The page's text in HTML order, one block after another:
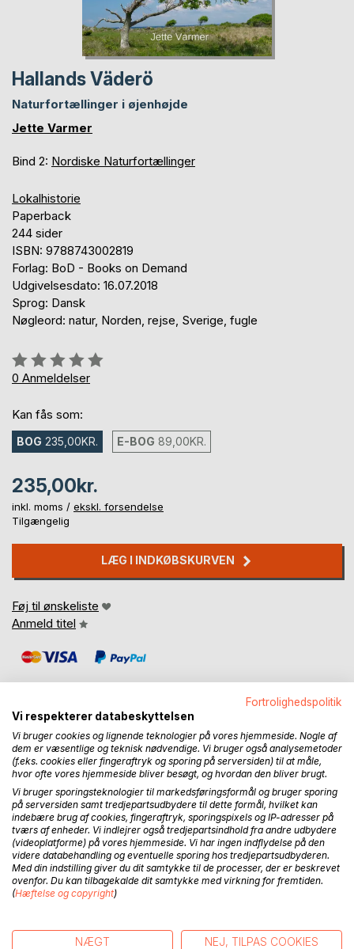
Hallands Väderö
Naturfortællinger i øjenhøjde
Jette Varmer
Bind 2: Nordiske Naturfortællinger
Lokalhistorie
Paperback
244 sider
ISBN: 9788743002819
Forlag: BoD - Books on Demand
Udgivelsesdato: 16.07.2018
Sprog: Dansk
Nøgleord: natur, Norden, rejse, Sverige, fugle
Anmeldelse::
0%
0 Anmeldelser
Kan fås som:
BOG 235,00KR. E-BOG 89,00KR.
235,00kr.
inkl. moms / ekskl. forsendelse
Tilgængelig
LÆG I INDKØBSKURVEN
Føj til ønskeliste
Anmeld titel
BESKRIVELSE
HALLANDS VÄDERÖ ligger en times kørsel fra Helsingborg
og er et oplagt udflugtsmål for alle, der vil opleve den
nordiske natur, når den er bedst. Jette Varmer har besøgt
øen på alle tider af året og tager os med på en række
personlige naturvandringer, hvor hun fortæller om øens
gamle skove, ellesumpe og rå klippekyster, hvor mere end
1000 sæler boltrer sig. Undervejs hører vi om dagliglivet for
findes et kort med henvisning til øens seværdigheder.
Fortrolighedspolitik
Vi respekterer databeskyttelsen
Vi bruger cookies og lignende teknologier på vores hjemmeside. Nogle af
dem er væsentlige og teknisk nødvendige. Vi bruger også analysemetoder
(f.eks. cookies eller fingeraftryk og sporing på serversiden) til at måle,
hvor ofte vores hjemmeside bliver besøgt, og hvordan den bliver brugt.
Vi bruger sporingsteknologier til markedsføringsformål og bruger sporing
på serversiden samt tredjepartsudbydere til dette formål, hvilket kan
indebære brug af cookies, fingeraftryk, sporingspixels og IP-adresser på
tværs af enheder. Vi indlejrer også tredjepartsindhold fra andre udbydere
(videoplatforme) på vores hjemmeside. Vi har ingen indflydelse på den
videre databehandling og eventuelle sporing hos tredjepartsudbyderen.
Med din indstilling giver du dit samtykke til de processer, der er beskrevet
ovenfor. Du kan tilbagekalde dit samtykke med virkning for fremtiden.
(Hæftelse og copyright)
NÆGT NEJ, TILPAS COOKIES